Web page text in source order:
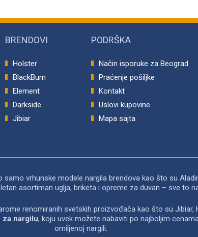
BRENDOVI
Holster
BlackBurn
Element
Darkside
Jibiar
PODRŠKA
Način isporuke za Beograd
Praćenje pošiljke
Kontakt
Uslovi kupovine
Mapa sajta
vrhunske modele nargila brendova kao što su
asortiman uglja, briketa i opreme za duvan – sve to
renomiranih svetskih proizvođača kao što su Jibiar,
za nargilu, koju uvek možete nabaviti po najboljim
omiljenoj nargili.